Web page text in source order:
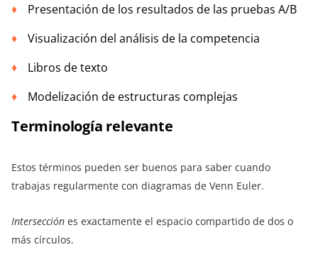
Presentación de los resultados de las pruebas A/B
Visualización del análisis de la competencia
Libros de texto
Modelización de estructuras complejas
Terminología relevante
Estos términos pueden ser buenos para saber cuando
trabajas regularmente con diagramas de Venn Euler.
Intersección es exactamente el espacio compartido de dos o
más círculos.